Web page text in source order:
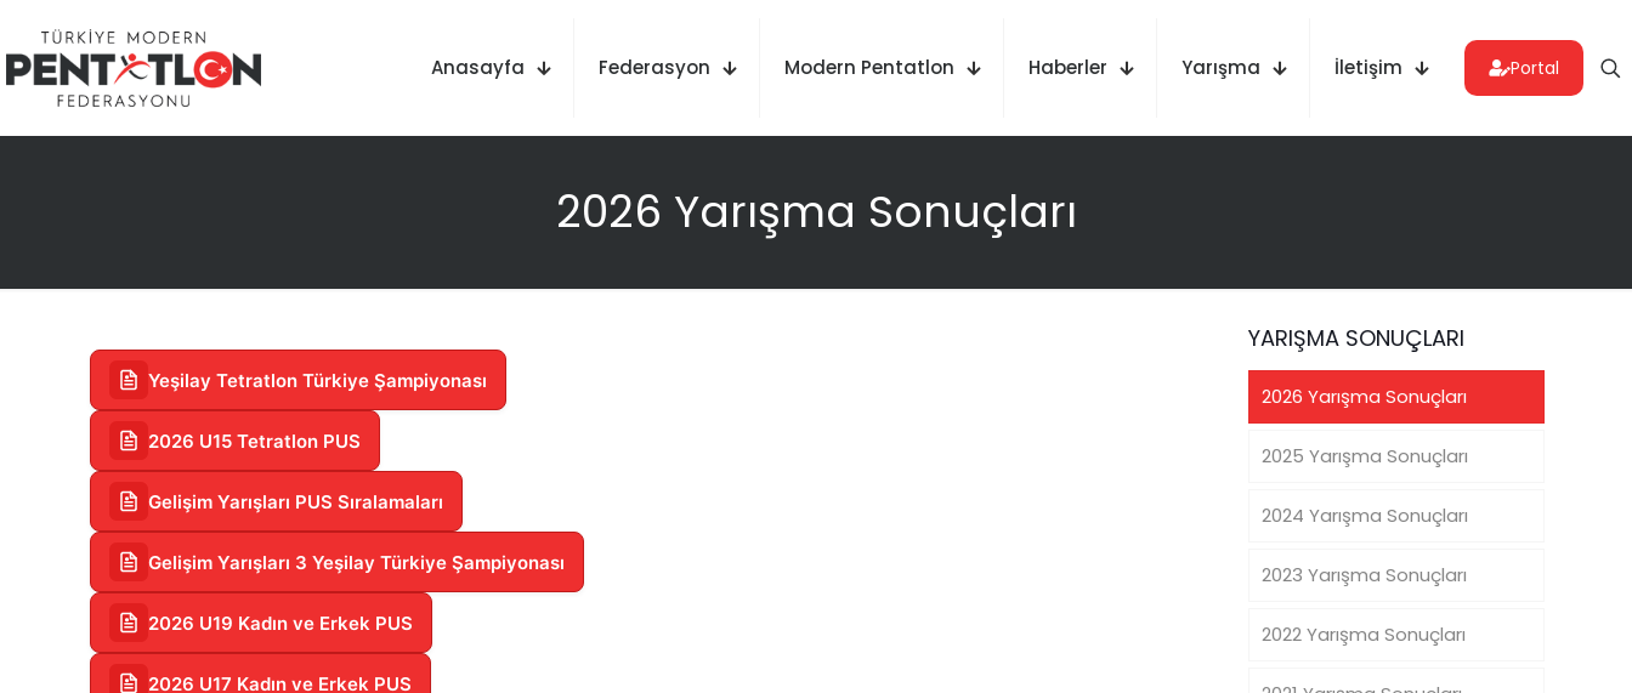
Anasayfa Federasyon Modern Pentatlon Haberler Yarışma İletişim Portal
2026 Yarışma Sonuçları
Yeşilay Tetratlon Türkiye Şampiyonası
2026 U15 Tetratlon PUS
Gelişim Yarışları PUS Sıralamaları
Gelişim Yarışları 3 Yeşilay Türkiye Şampiyonası
2026 U19 Kadın ve Erkek PUS
2026 U17 Kadın ve Erkek PUS
YARIŞMA SONUÇLARI
2026 Yarışma Sonuçları
2025 Yarışma Sonuçları
2024 Yarışma Sonuçları
2023 Yarışma Sonuçları
2022 Yarışma Sonuçları